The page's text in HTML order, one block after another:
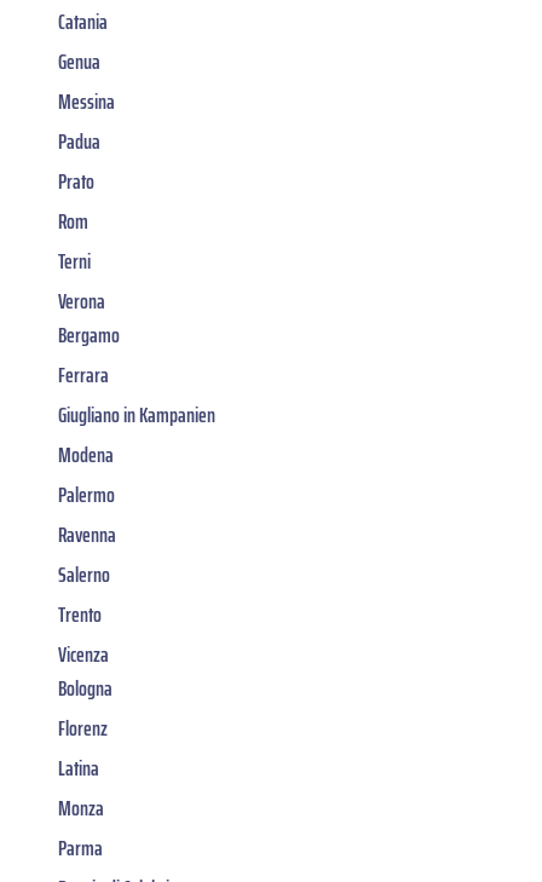
Catania
Genua
Messina
Padua
Prato
Rom
Terni
Verona
Bergamo
Ferrara
Giugliano in Kampanien
Modena
Palermo
Ravenna
Salerno
Trento
Vicenza
Bologna
Florenz
Latina
Monza
Parma